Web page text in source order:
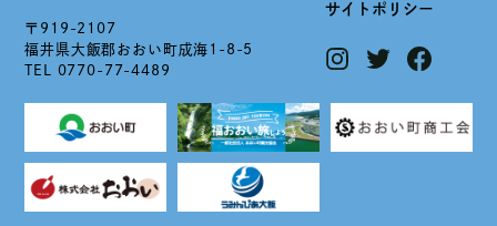
〒919-2107
福井県大飯郡おおい町成海1-8-5
TEL 0770-77-4489
サイトポリシー